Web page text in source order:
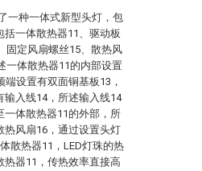
一种一体式新型头灯，包
一体散热器11、驱动板
固定风扇螺丝15、散热风
一体散热器11的内部设置
设置有双面铜基板13，
输入线14，所述输入线14
一体散热器11的外部，所
热风扇16，通过设置头灯
散热器11，LED灯珠的热
热器11，传热效率直接高